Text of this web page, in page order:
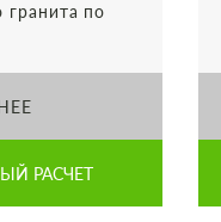
гранита по
РАСЧЕТ